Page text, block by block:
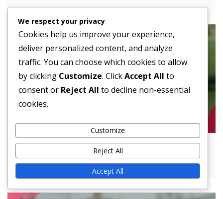
Pro Set Formatie: Gebalanceerde Aanval,
Veelzijdigheid, Speleruitlijning
We respect your privacy
Cookies help us improve your experience,
deliver personalized content, and analyze
traffic. You can choose which cookies to allow
by clicking Customize. ClickAccept All to
consent or Reject All to decline non-essential
cookies.
Customize
Reject All
Accept All